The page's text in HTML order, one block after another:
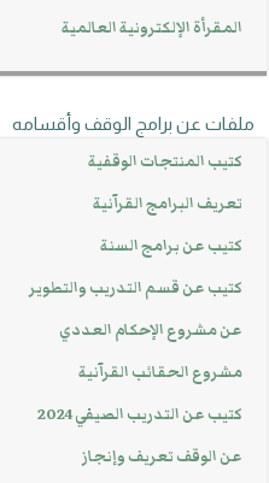
المقرأة الإلكترونية العالمية
ملفات عن برامج الوقف وأقسامه
كتيب المنتجات الوقفية
تعريف البرامج القرآنية
كتيب عن برامج السنة
كتيب عن قسم التدريب والتطوير
عن مشروع الإحكام العددي
مشروع الحقائب القرآنية
كتيب عن التدريب الصيفي 2024
عن الوقف تعريف وإنجاز